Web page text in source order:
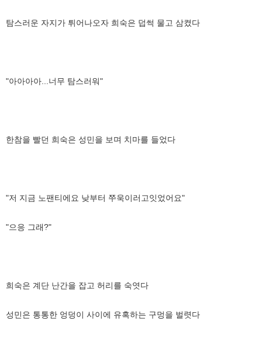
탐스러운 자지가 튀어나오자 희숙은 덥썩 물고 삼켰다
"아아아아...너무 탐스러워"
한참을 빨던 희숙은 성민을 보며 치마를 들었다
"저 지금 노팬티에요 낮부터 쭈욱이러고잇었어요"
"으응 그래?"
희숙은 계단 난간을 잡고 허리를 숙엿다
성민은 통통한 엉덩이 사이에 유혹하는 구멍을 벌렷다